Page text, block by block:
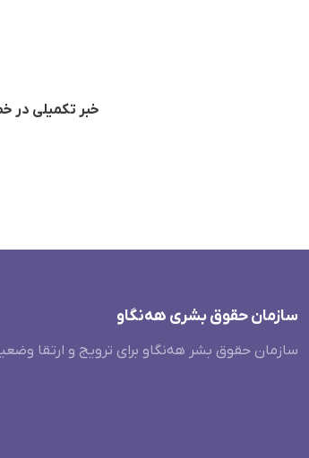
خبر تکمیلی
سازمان حقوق بشری هەنگاو
سازمان حقوق بشر هه‌نگاو برای ترویج و ارتقا